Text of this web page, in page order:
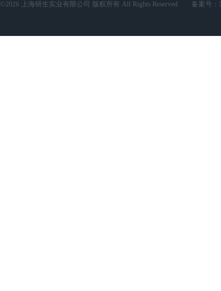
©2026 上海研生实业有限公司 版权所有 All Rights Reserved. 备案号：